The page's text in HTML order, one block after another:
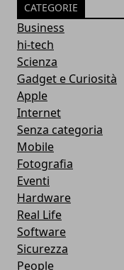
CATEGORIE
Business
hi-tech
Scienza
Gadget e Curiosità
Apple
Internet
Senza categoria
Mobile
Fotografia
Eventi
Hardware
Real Life
Software
Sicurezza
People